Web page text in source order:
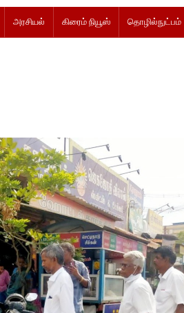
அரசியல் கிரைம் நியூஸ் தொழில்நுட்பம்